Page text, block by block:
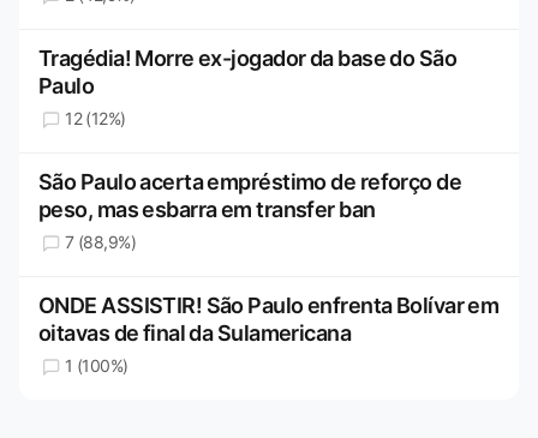
Tragédia! Morre ex-jogador da base do São
Paulo
12 (12%)
São Paulo acerta empréstimo de reforço de
peso, mas esbarra em transfer ban
7 (88,9%)
ONDE ASSISTIR! São Paulo enfrenta Bolívar em
oitavas de final da Sulamericana
1 (100%)